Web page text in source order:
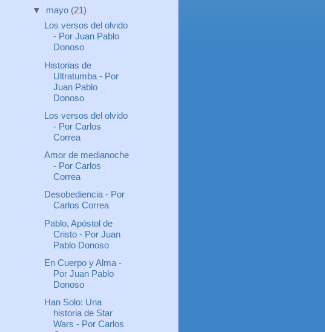
▼ mayo (21)
Los versos del olvido
- Por Juan Pablo
Donoso
Historias de
Ultratumba - Por
Juan Pablo
Donoso
Los versos del olvido
- Por Carlos
Correa
Amor de medianoche
- Por Carlos
Correa
Desobediencia - Por
Carlos Correa
Pablo, Apóstol de
Cristo - Por Juan
Pablo Donoso
En Cuerpo y Alma -
Por Juan Pablo
Donoso
Han Solo: Una
historia de Star
Wars - Por Carlos